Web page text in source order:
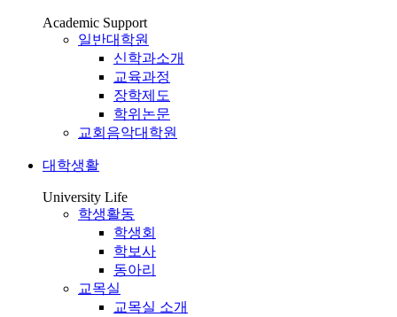
Academic Support
일반대학원
신학과소개
교육과정
장학제도
학위논문
교회음악대학원
대학생활
University Life
학생활동
학생회
학보사
동아리
교목실
교목실 소개